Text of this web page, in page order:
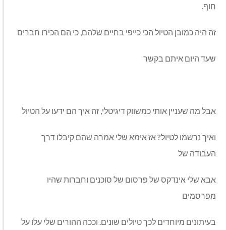
חוף.
זה היה כמובן הטיול הכי כייפי בחיים שלהם, כי הם הכירו חברים
שעד היום איתם בקשר
אבל מה שעניין אותי כמשווק דיגיטלי, זה איך הם ידעו על הטיול
ואיך נרשמו לטיול? אז אימא שלי אמרה שהם קיבלו דרך
העבודה של
אבא שלי אינדקס של פרסום של סוכנים וחברות שהיו
מפרסמים
בעיתונים מיוחדים לכך טיולים שונים. וככה ההורים שלי עלו על